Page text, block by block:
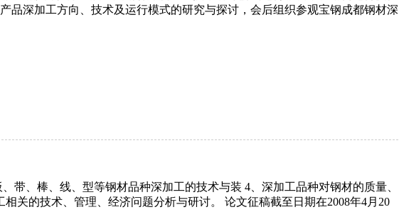
深加工方向、技术及运行模式的研究与探讨，会后组织参观宝钢成都钢材深
、棒、线、型等钢材品种深加工的技术与装 4、深加工品种对钢材的质量、
关的技术、管理、经济问题分析与研讨。 论文征稿截至日期在2008年4月20